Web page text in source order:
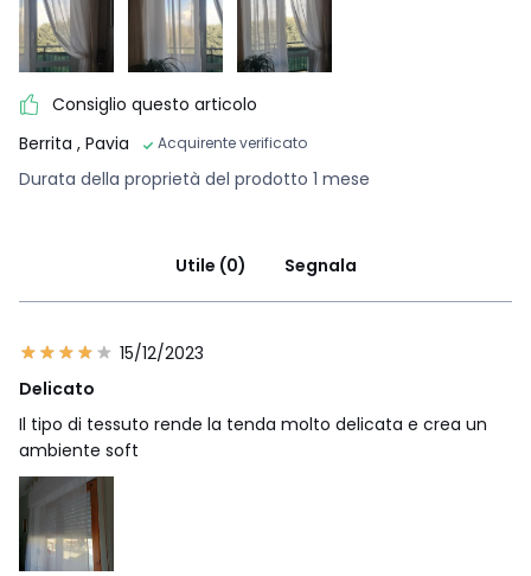
Consiglio questo articolo
Berrita , Pavia Acquirente verificato
Durata della proprietà del prodotto 1 mese
Utile (0) Segnala
15/12/2023
Delicato
Il tipo di tessuto rende la tenda molto delicata e crea un
ambiente soft